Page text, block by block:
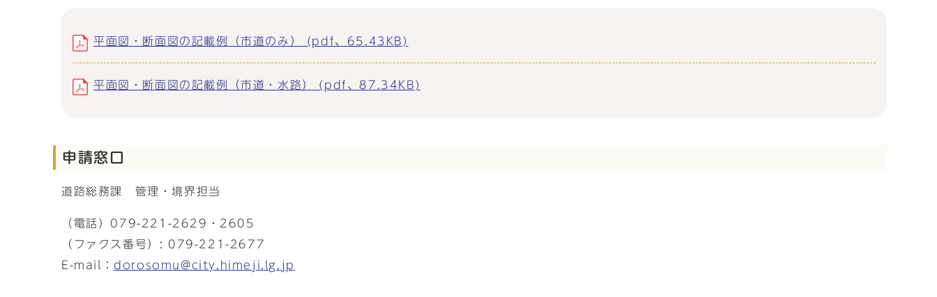
平面図・断面図の記載例（市道のみ） (pdf、65.43KB)
平面図・断面図の記載例（市道・水路） (pdf、87.34KB)
申請窓口
道路総務課 管理・境界担当
（電話）079-221-2629・2605
（ファクス番号）: 079-221-2677
E-mail：dorosomu@city.himeji.lg.jp